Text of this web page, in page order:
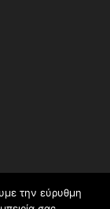
την εύρυθμη